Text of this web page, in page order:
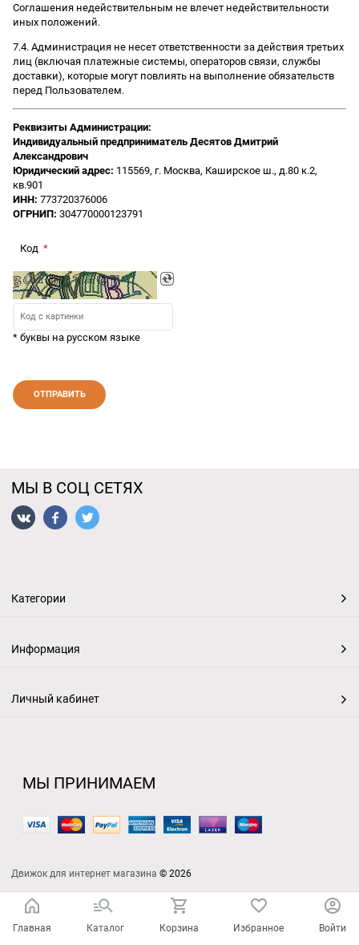
Соглашения недействительным не влечет недействительности
иных положений.
7.4. Администрация не несет ответственности за действия третьих
лиц (включая платежные системы, операторов связи, службы
доставки), которые могут повлиять на выполнение обязательств
перед Пользователем.
Реквизиты Администрации:
Индивидуальный предприниматель Десятов Дмитрий
Александрович
Юридический адрес: 115569, г. Москва, Каширское ш., д.80 к.2,
кв.901
ИНН: 773720376006
ОГРНИП: 304770000123791
Код
* буквы на русском языке
МЫ В СОЦ СЕТЯХ
Категории
Информация
Личный кабинет
МЫ ПРИНИМАЕМ
Движок для интернет магазина © 2026
Главная Каталог Корзина Избранное Войти